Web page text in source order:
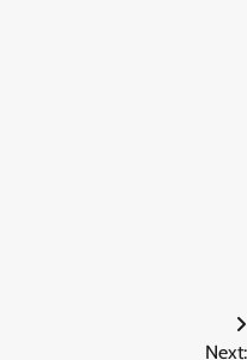
Next: